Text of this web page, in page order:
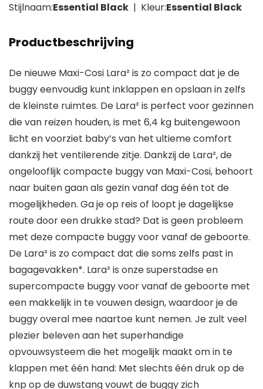
Stijlnaam:Essential Black | Kleur:Essential Black
Productbeschrijving
De nieuwe Maxi-Cosi Lara² is zo compact dat je de
buggy eenvoudig kunt inklappen en opslaan in zelfs
de kleinste ruimtes. De Lara² is perfect voor gezinnen
die van reizen houden, is met 6,4 kg buitengewoon
licht en voorziet baby’s van het ultieme comfort
dankzij het ventilerende zitje. Dankzij de Lara², de
ongelooflijk compacte buggy van Maxi-Cosi, behoort
naar buiten gaan als gezin vanaf dag één tot de
mogelijkheden. Ga je op reis of loopt je dagelijkse
route door een drukke stad? Dat is geen probleem
met deze compacte buggy voor vanaf de geboorte.
De Lara² is zo compact dat die soms zelfs past in
bagagevakken*. Lara² is onze superstadse en
supercompacte buggy voor vanaf de geboorte met
een makkelijk in te vouwen design, waardoor je de
buggy overal mee naartoe kunt nemen. Je zult veel
plezier beleven aan het superhandige
opvouwsysteem die het mogelijk maakt om in te
klappen met één hand: Met slechts één druk op de
knp op de duwstang vouwt de buggy zich